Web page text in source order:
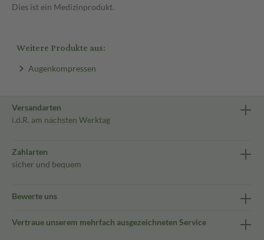
Dies ist ein Medizinprodukt.
Weitere Produkte aus:
Augenkompressen
Versandarten
i.d.R. am nächsten Werktag
Zahlarten
sicher und bequem
Bewerte uns
Vertraue unserem mehrfach ausgezeichneten Service